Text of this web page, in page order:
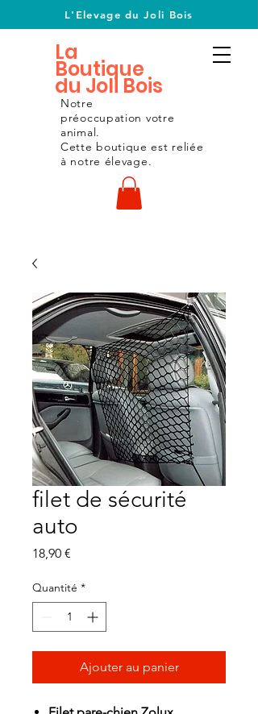
L'Elevage du Joli Bois
Notre
préoccupation votre
animal.
Cette boutique est reliée
à notre élevage.
La
Boutique
du Joli Bois
filet de sécurité
auto
18,90 €
Quantité *
Ajouter au panier